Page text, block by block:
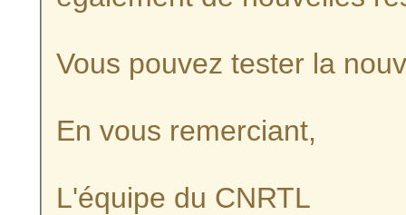
Vous pouvez tester la
En vous remerciant,
L'équipe du CNRTL